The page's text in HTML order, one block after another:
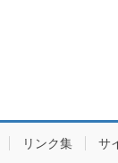
リンク集 サ